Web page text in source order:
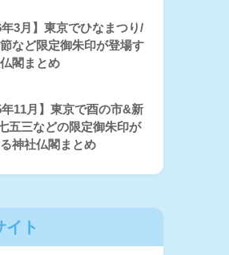
年3月】東京でひなまつり/
など限定御朱印が登場す
閣まとめ
年11月】東京で酉の市&新
五三などの限定御朱印が
神社仏閣まとめ
イト